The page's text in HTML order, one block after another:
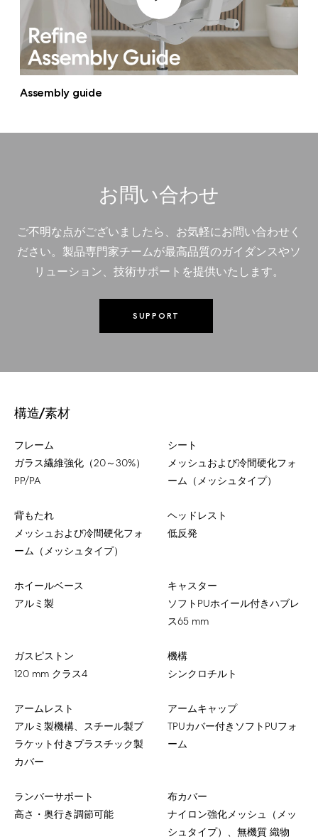
Assembly guide
お問い合わせ
ご不明な点がございましたら、お気軽にお問い合わせく
ださい。製品専門家チームが最高品質のガイダンスやソ
リューション、技術サポートを提供いたします。
SUPPORT
構造/素材
フレーム
ガラス繊維強化（20～30%）
PP/PA
シート
メッシュおよび冷間硬化フォ
ーム（メッシュタイプ）
背もたれ
メッシュおよび冷間硬化フォ
ーム（メッシュタイプ）
ヘッドレスト
低反発
ホイールベース
アルミ製
キャスター
ソフトPUホイール付きハブレ
ス65 mm
ガスピストン
120 mm クラス4
機構
シンクロチルト
アームレスト
アルミ製機構、スチール製ブ
ラケット付きプラスチック製
カバー
アームキャップ
TPUカバー付きソフトPUフォ
ーム
ランバーサポート
高さ・奥行き調節可能
布カバー
ナイロン強化メッシュ（メッ
シュタイプ）、無機質 織物